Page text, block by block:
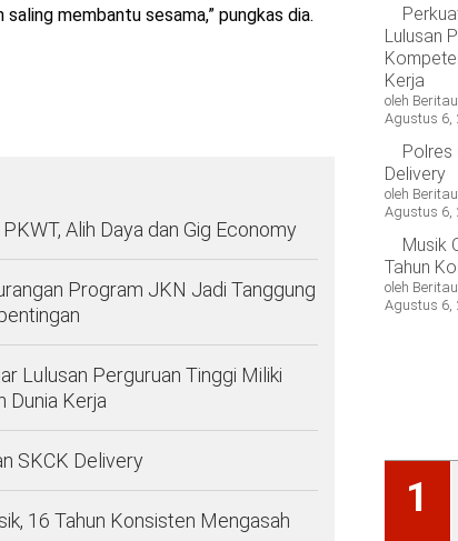
membantu sesama,” pungkas dia.
Alih Daya dan Gig Economy
Program JKN Jadi Tanggung
Lulusan Perguruan Tinggi Miliki
Dunia Kerja
SKCK Delivery
16 Tahun Konsisten Mengasah
Lulusan
Kerja
oleh
Agustus 6,
Polres
Delivery
oleh
Agustus 6,
Musik
Tahun
oleh
Agustus 6,
1